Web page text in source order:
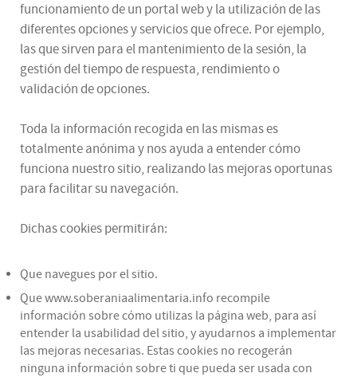
funcionamiento de un portal web y la utilización de las
diferentes opciones y servicios que ofrece. Por ejemplo,
las que sirven para el mantenimiento de la sesión, la
gestión del tiempo de respuesta, rendimiento o
validación de opciones.
Toda la información recogida en las mismas es
totalmente anónima y nos ayuda a entender cómo
funciona nuestro sitio, realizando las mejoras oportunas
para facilitar su navegación.
Dichas cookies permitirán:
Que navegues por el sitio.
Que www.soberaniaalimentaria.info recompile
información sobre cómo utilizas la página web, para así
entender la usabilidad del sitio, y ayudarnos a implementar
las mejoras necesarias. Estas cookies no recogerán
ninguna información sobre ti que pueda ser usada con